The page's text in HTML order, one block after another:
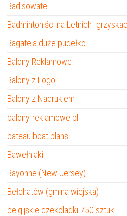
Badisowate
Badmintoniści na Letnich
Bagatela duże pudełko
Balony Reklamowe
Balony z Logo
Balony z Nadrukiem
balony-reklamowe.pl
bateau boat plans
Bawełniaki
Bayonne (New Jersey)
Bełchatów (gmina wiejska)
belgijskie czekoladki 750 sztuk